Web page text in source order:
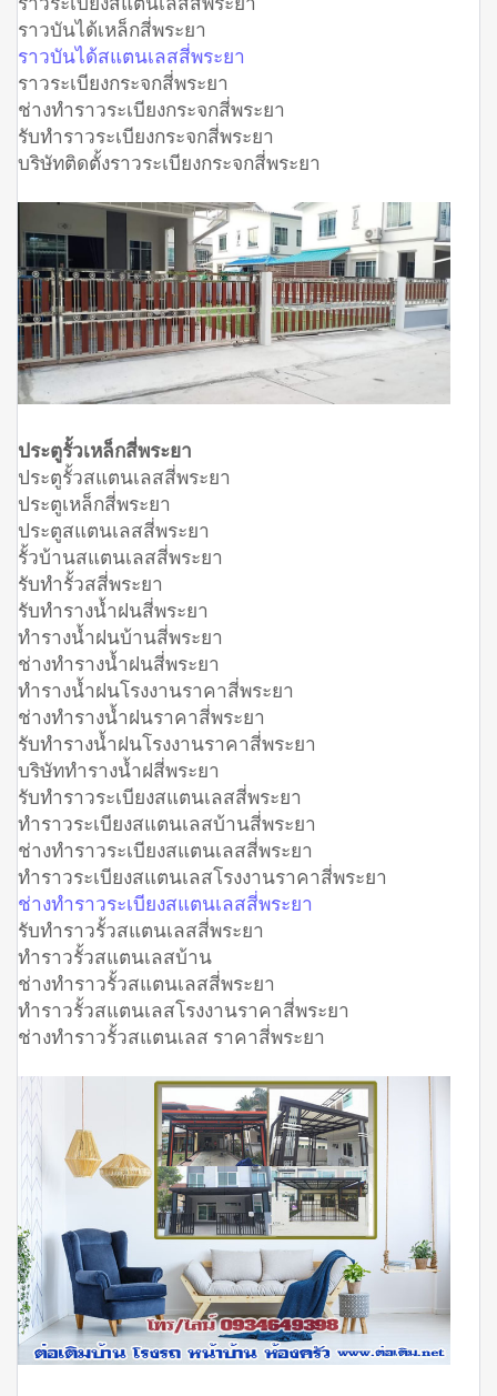
ราวบันได้เหล็กสี่พระยา
ราวบันได้สแตนเลสสี่พระยา
ราวระเบียงกระจกสี่พระยา
ช่างทำราวระเบียงกระจกสี่พระยา
รับทำราวระเบียงกระจกสี่พระยา
บริษัทติดตั้งราวระเบียงกระจกสี่พระยา
ประตูรั้วเหล็กสี่พระยา
ประตูรั้วสแตนเลสสี่พระยา
ประตูเหล็กสี่พระยา
ประตูสแตนเลสสี่พระยา
รั้วบ้านสแตนเลสสี่พระยา
รับทำรั้วสสี่พระยา
รับทำรางน้ำฝนสี่พระยา
ทำรางน้ำฝนบ้านสี่พระยา
ช่างทำรางน้ำฝนสี่พระยา
ทำรางน้ำฝนโรงงานราคาสี่พระยา
ช่างทำรางน้ำฝนราคาสี่พระยา
รับทำรางน้ำฝนโรงงานราคาสี่พระยา
บริษัททำรางน้ำฝสี่พระยา
รับทำราวระเบียงสแตนเลสสี่พระยา
ทำราวระเบียงสแตนเลสบ้านสี่พระยา
ช่างทำราวระเบียงสแตนเลสสี่พระยา
ทำราวระเบียงสแตนเลสโรงงานราคาสี่พระยา
ช่างทำราวระเบียงสแตนเลสสี่พระยา
รับทำราวรั้วสแตนเลสสี่พระยา
ทำราวรั้วสแตนเลสบ้าน
ช่างทำราวรั้วสแตนเลสสี่พระยา
ทำราวรั้วสแตนเลสโรงงานราคาสี่พระยา
ช่างทำราวรั้วสแตนเลส ราคาสี่พระยา